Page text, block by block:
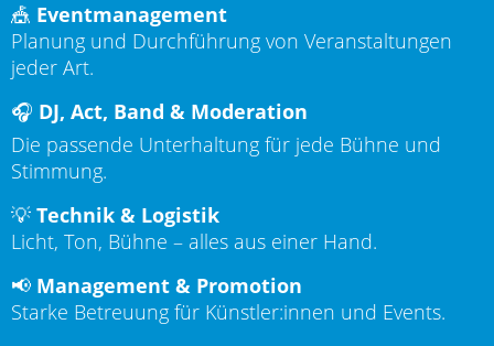
🎪 Eventmanagement
Planung und Durchführung von Veranstaltungen
jeder Art.
🎧 DJ, Act, Band & Moderation
Die passende Unterhaltung für jede Bühne und
Stimmung.
💡 Technik & Logistik
Licht, Ton, Bühne – alles aus einer Hand.
📢 Management & Promotion
Starke Betreuung für Künstler:innen und Events.